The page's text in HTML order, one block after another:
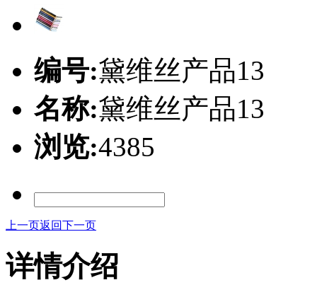
编号:黛维丝产品13
名称:黛维丝产品13
浏览:4385
上一页返回下一页
详情介绍